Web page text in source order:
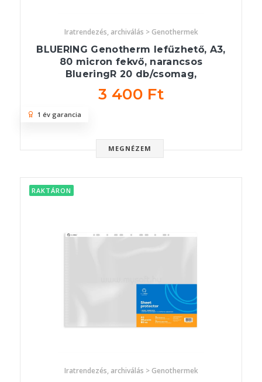
Iratrendezés, archiválás > Genothermek
BLUERING Genotherm lefűzhető, A3,
80 micron fekvő, narancsos
BlueringR 20 db/csomag,
3 400 Ft
MEGNÉZEM
1 év garancia
RAKTÁRON
Iratrendezés, archiválás > Genothermek